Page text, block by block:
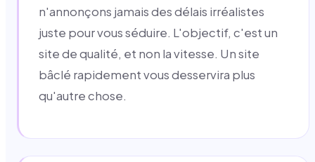
n'annonçons jamais des délais irréalistes
juste pour vous séduire. L'objectif, c'est un
site de qualité, et non la vitesse. Un site
bâclé rapidement vous desservira plus
qu'autre chose.